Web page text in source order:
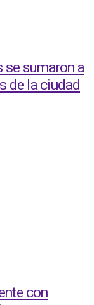
se sumaron a
de la ciudad
con